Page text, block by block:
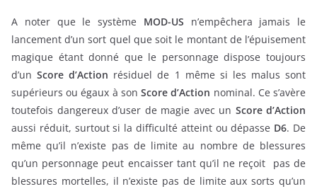
A noter que le système MOD-US n’empêchera jamais le
lancement d’un sort quel que soit le montant de l’épuisement
magique étant donné que le personnage dispose toujours
d’unScore d’Action résiduel de 1 même si les malus sont
supérieurs ou égaux à sonScore d’Action nominal. Ce s’avère
toutefois dangereux d’user de magie avec un Score d’Action
aussi réduit, surtout si la difficulté atteint ou dépasse D6. De
même qu’il n’existe pas de limite au nombre de blessures
qu’un personnage peut encaisser tant qu’il ne reçoit pas de
blessures mortelles, il n’existe pas de limite aux sorts qu’un